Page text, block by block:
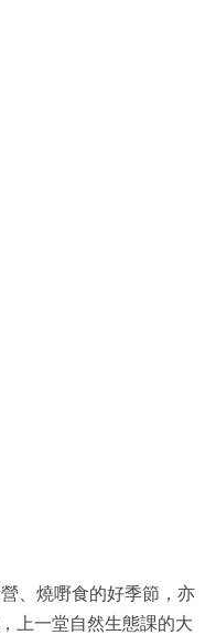
、燒嘢食的好季節，亦
上一堂自然生態課的大